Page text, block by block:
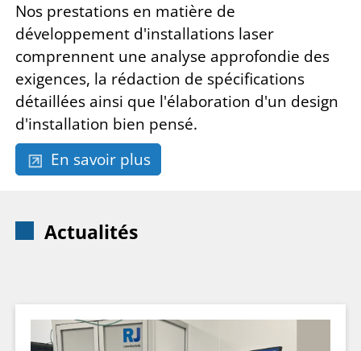
Nos prestations en matière de
développement d'installations laser
comprennent une analyse approfondie des
exigences, la rédaction de spécifications
détaillées ainsi que l'élaboration d'un design
d'installation bien pensé.
En savoir plus
Actualités